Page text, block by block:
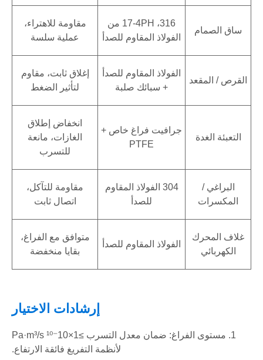
ساق الصمام
316، 17-4PH من
الفولاذ المقاوم للصدأ
مقاومة للاهتراء،
عملية سلسة
القرص / المقعد
الفولاذ المقاوم للصدأ
+ سبائك صلبة
إغلاق ثابت، مقاوم
لتأثير الضغط
التعبئة الغدة
جرافيت فراغ خاص +
PTFE
انخفاض إطلاق
الغازات، مانعة
للتسرب
البراغي /
المكسرات
304 الفولاذ المقاوم
للصدأ
مقاومة للتآكل،
اتصال ثابت
غلاف المحرك
الكهربائي
الفولاذ المقاوم للصدأ
متوافق مع الفراغ،
بقايا منخفضة
إرشادات الاختيار
1. مستوى الفراغ: ضمان معدل التسرب ≥1×10⁻¹⁰ Pa·m³/s
لأنظمة التفريغ فائقة الارتفاع.